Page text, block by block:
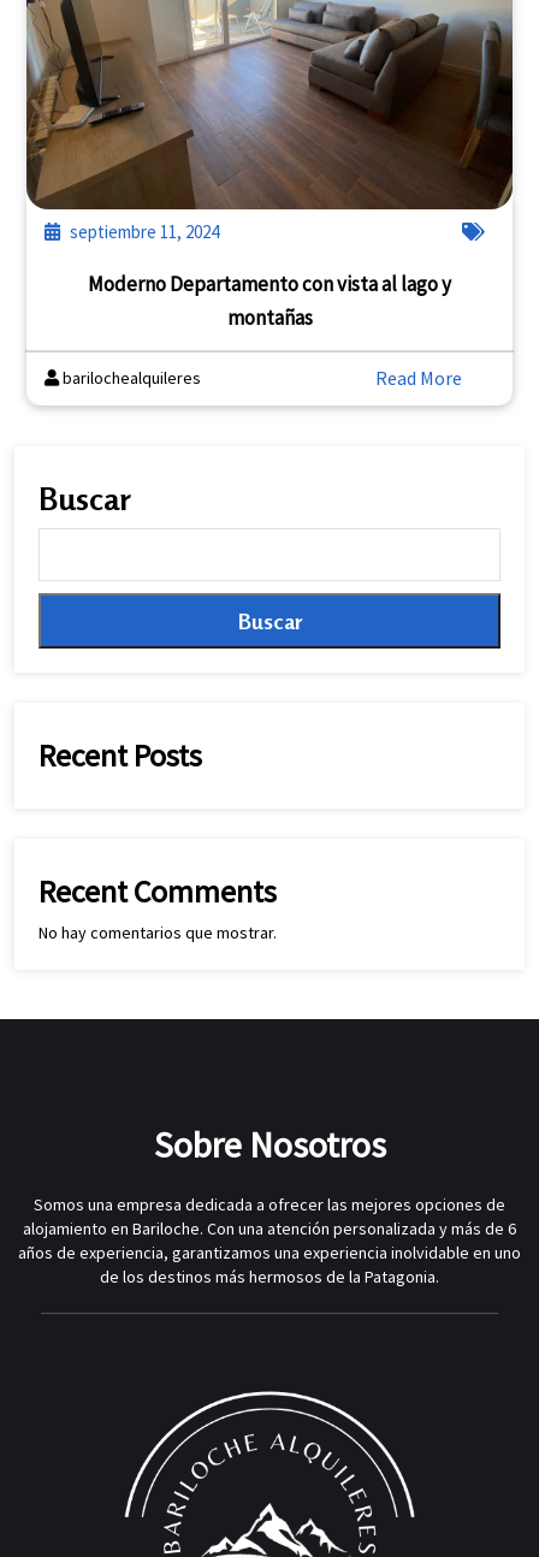
septiembre 11, 2024
Moderno Departamento con vista al lago y
montañas
barilochealquileres Read More
Buscar
Buscar
Recent Posts
Recent Comments
No hay comentarios que mostrar.
Sobre Nosotros
Somos una empresa dedicada a ofrecer las mejores opciones de
alojamiento en Bariloche. Con una atención personalizada y más de 6
años de experiencia, garantizamos una experiencia inolvidable en uno
de los destinos más hermosos de la Patagonia.